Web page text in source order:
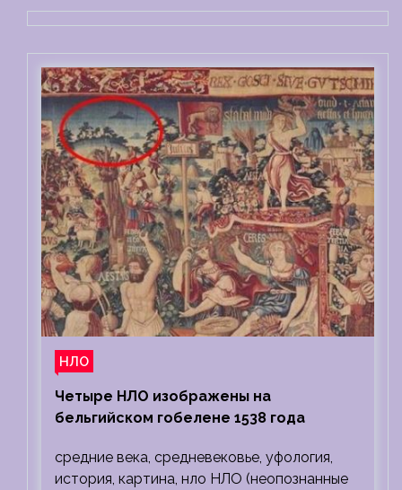
НЛО
Четыре НЛО изображены на
бельгийском гобелене 1538 года
средние века, средневековье, уфология,
история, картина, нло НЛО (неопознанные